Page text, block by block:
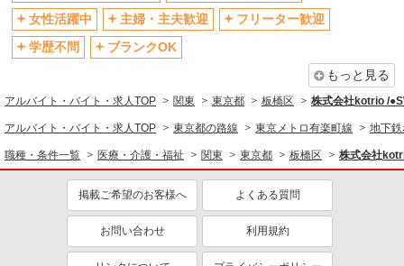
退職金・財形貯蓄制度あり
各種手当（家族・役職・インセン
ティブなど）あり
制服貸与
同じ職種から求人を探す
介護職・ヘルパー
同じ特徴から求人を探す
ミドル（40代～）活躍中
ボーナス・賞与あり
車通勤OK
女性活躍中
主婦・主夫歓迎
フリーター歓迎
学歴不問
ブランクOK
もっと見る
アルバイト・バイト・求人TOP 関東 東京都 板橋区 株式会社kotrio /
アルバイト・バイト・求人TOP 東京都の路線 東京メトロ有楽町線 地下
職種・条件一覧 医療・介護・福祉 関東 東京都 板橋区 株式会社
掲載ご希望のお客様へ よくある質問
お問い合わせ 利用規約